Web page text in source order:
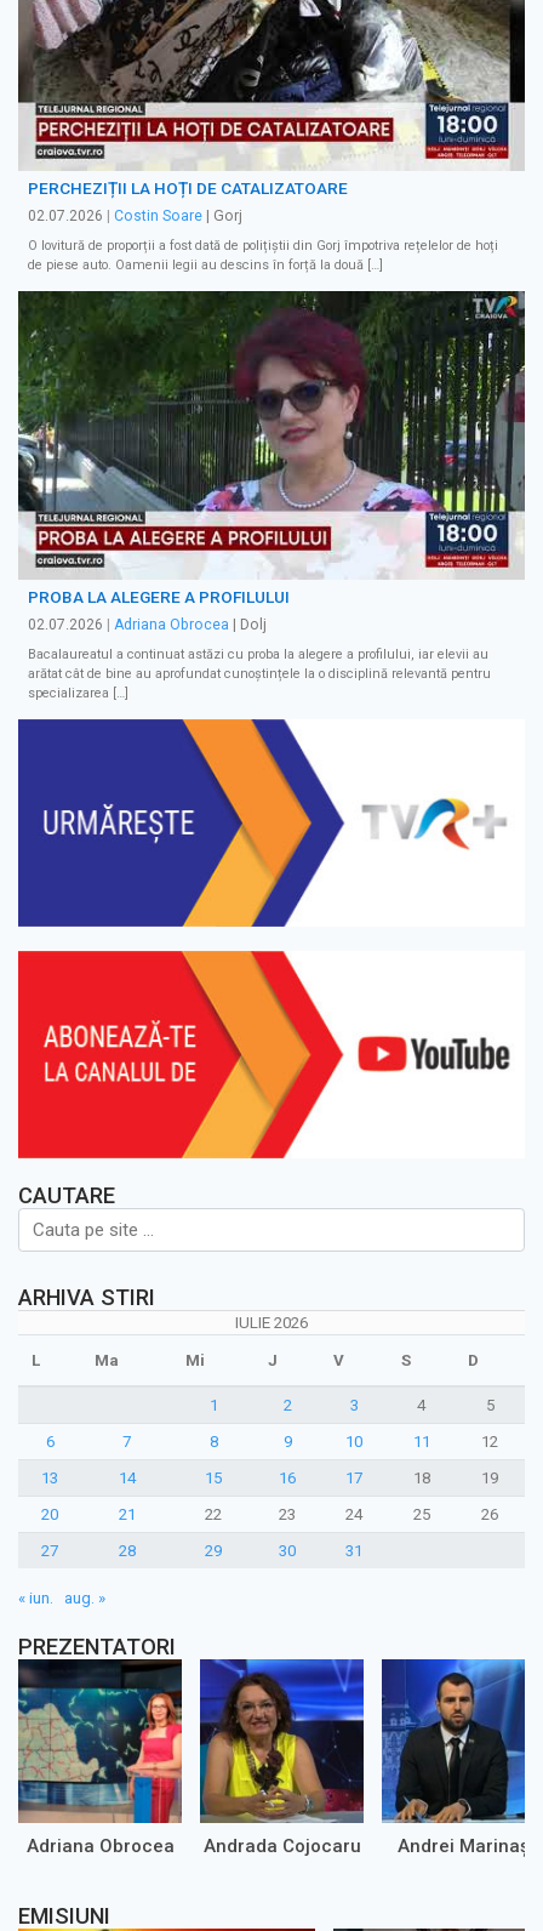
PERCHEZIȚII LA HOȚI DE CATALIZATOARE
02.07.2026 Costin Soare | Gorj
O lovitură de proporții a fost dată de polițiștii din Gorj împotriva rețelelor de hoți
de piese auto. Oamenii legii au descins în forță la două […]
PROBA LA ALEGERE A PROFILULUI
02.07.2026 | Adriana Obrocea | Dolj
Bacalaureatul a continuat astăzi cu proba la alegere a profilului, iar elevii au
arătat cât de bine au aprofundat cunoștințele la o disciplină relevantă pentru
specializarea […]
CAUTARE
ARHIVA STIRI
IULIE 2026
L Ma Mi J V S D
1 2 3 4
5
6
7 8 9 10 11
12
13
14 15 16 17 18
19
20
21 22 23 24 25
26
27
28 29 30 31
« iun. aug. »
PREZENTATORI
Adriana Obrocea Andrada Cojocaru Andrei Marinaș
EMISIUNI